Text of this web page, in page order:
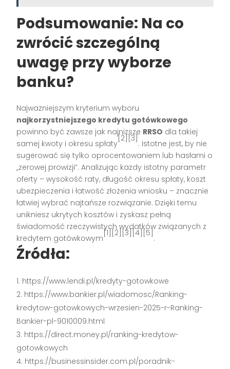
Podsumowanie: Na co
zwrócić szczególną
uwagę przy wyborze
banku?
Najważniejszym kryterium wyboru
najkorzystniejszego kredytu gotówkowego
powinno być zawsze jak najniższe RRSO dla takiej
samej kwoty i okresu spłaty
[2][3]
. Istotne jest, by nie
sugerować się tylko oprocentowaniem lub hasłami o
„zerowej prowizji”. Analizując każdy istotny parametr
oferty – wysokość raty, długość okresu spłaty, koszt
ubezpieczenia i łatwość złożenia wniosku – znacznie
łatwiej wybrać najtańsze rozwiązanie. Dzięki temu
unikniesz ukrytych kosztów i zyskasz pełną
świadomość rzeczywistych wydatków związanych z
kredytem gotówkowym
[1][2][3][4][5]
.
Źródła:
https://www.lendi.pl/kredyty-gotowkowe
https://www.bankier.pl/wiadomosc/Ranking-
kredytow-gotowkowych-wrzesien-2025-r-Ranking-
Bankier-pl-9010009.html
https://direct.money.pl/ranking-kredytow-
gotowkowych
https://businessinsider.com.pl/poradnik-